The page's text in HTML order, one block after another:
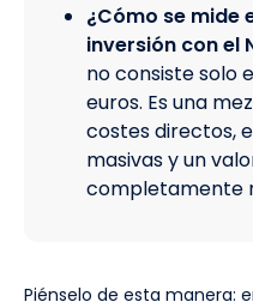
¿Cómo se mide
inversión con el
no consiste solo
euros. Es una
costes directos,
masivas y un
completamente
Piénselo de esta manera: